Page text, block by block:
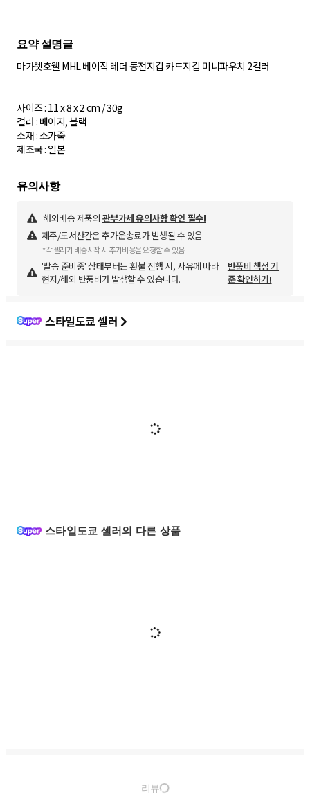
요약 설명글
마가렛호웰 MHL 베이직 레더 동전지갑 카드지갑 미니파우치 2컬러
사이즈 : 11 x 8 x 2 cm / 30g
컬러 : 베이지, 블랙
소재 : 소가죽
제조국 : 일본
유의사항
해외배송 제품의 관부가세 유의사항 확인 필수!
제주/도서산간은 추가운송료가 발생될 수 있음
*각 셀러가 배송시작 시 추가비용을 요청할 수 있음
'발송 준비중' 상태부터는 환불 진행 시, 사유에 따라
현지/해외 반품비가 발생할 수 있습니다.
반품비 책정 기
준 확인하기!
스타일도쿄 셀러
스타일도쿄 셀러의 다른 상품
리뷰